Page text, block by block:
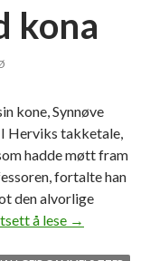
kona
kone, Synnøve
I Herviks takketale,
hadde møtt fram
fortalte han
den alvorlige
å lese D
→